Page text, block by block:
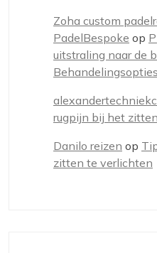
Zoha custom
PadelBespoke op
uitstraling naar de
Behandelingsopties
rugpijn bij het
Danilo reizen op
zitten te verlichten